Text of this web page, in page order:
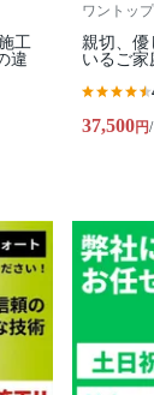
工
違
ワントップ
親切、優
いるご家
37,500円